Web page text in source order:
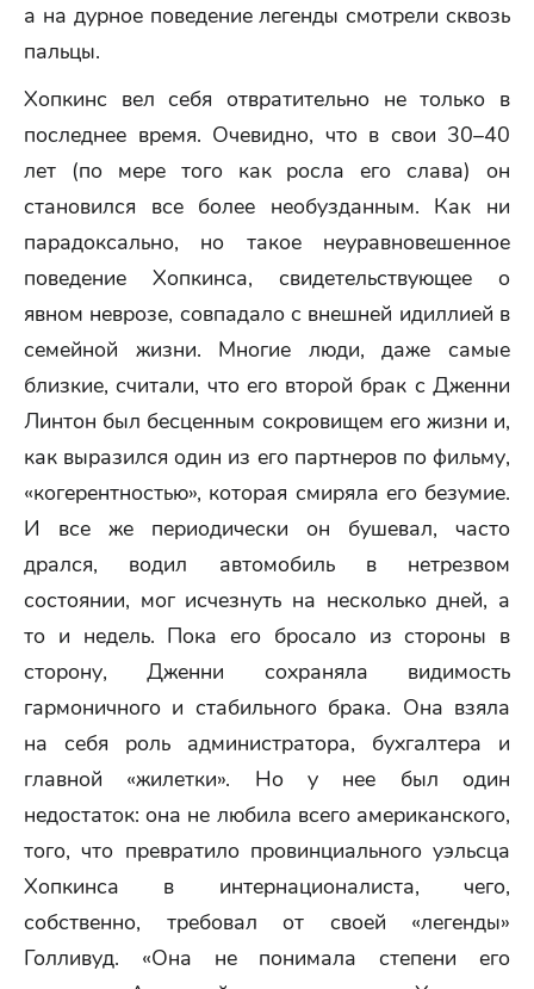
а на дурное поведение легенды смотрели сквозь
пальцы.
Хопкинс вел себя отвратительно не только в
последнее время. Очевидно, что в свои 30–40
лет (по мере того как росла его слава) он
становился все более необузданным. Как ни
парадоксально, но такое неуравновешенное
поведение Хопкинса, свидетельствующее о
явном неврозе, совпадало с внешней идиллией в
семейной жизни. Многие люди, даже самые
близкие, считали, что его второй брак с Дженни
Линтон был бесценным сокровищем его жизни и,
как выразился один из его партнеров по фильму,
«когерентностью», которая смиряла его безумие.
И все же периодически он бушевал, часто
дрался, водил автомобиль в нетрезвом
состоянии, мог исчезнуть на несколько дней, а
то и недель. Пока его бросало из стороны в
сторону, Дженни сохраняла видимость
гармоничного и стабильного брака. Она взяла
на себя роль администратора, бухгалтера и
главной «жилетки». Но у нее был один
недостаток: она не любила всего американского,
того, что превратило провинциального уэльсца
Хопкинса в интернационалиста, чего,
собственно, требовал от своей «легенды»
Голливуд. «Она не понимала степени его